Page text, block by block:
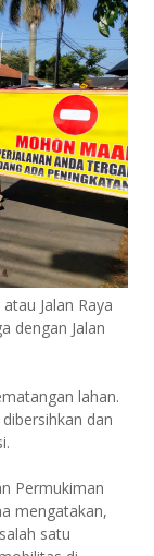
Jalan Raya
dengan Jalan
lahan.
dan
Permukiman
mengatakan,
satu